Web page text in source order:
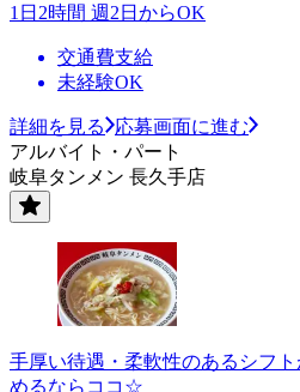
1日2時間 週2日からOK
交通費支給
未経験OK
詳細を見る
応募画面に進む
アルバイト・パート
岐阜タンメン 長久手店
手厚い待遇・柔軟性のあるシフ
めるならココ☆